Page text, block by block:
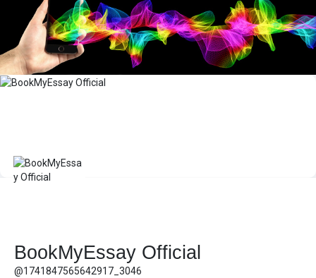
BookMyEssay Official
@1741847565642917_3046